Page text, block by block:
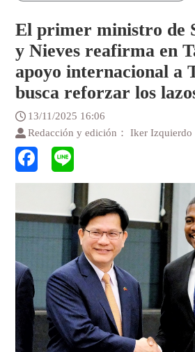
El primer ministro de
y Nieves reafirma en
apoyo internacional a
busca reforzar los
13/11/2025 16:06
Redacción y edición： Iker Izquierdo